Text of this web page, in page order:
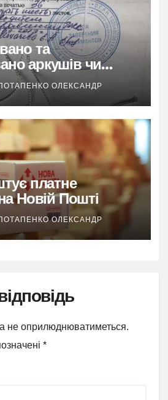
та
аркушів чи
гайд
ОЛЕКСАНДР
платне
Новій Пошті
ОЛЕКСАНДР
не оприлюднюватиметься.
*